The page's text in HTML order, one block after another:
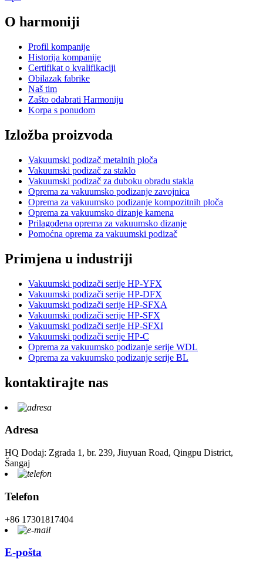
O harmoniji
Profil kompanije
Historija kompanije
Certifikat o kvalifikaciji
Obilazak fabrike
Naš tim
Zašto odabrati Harmoniju
Korpa s ponudom
Izložba proizvoda
Vakuumski podizač metalnih ploča
Vakuumski podizač za staklo
Vakuumski podizač za duboku obradu stakla
Oprema za vakuumsko podizanje zavojnica
Oprema za vakuumsko podizanje kompozitnih ploča
Oprema za vakuumsko dizanje kamena
Prilagođena oprema za vakuumsko dizanje
Pomoćna oprema za vakuumski podizač
Primjena u industriji
Vakuumski podizači serije HP-YFX
Vakuumski podizači serije HP-DFX
Vakuumski podizači serije HP-SFXA
Vakuumski podizači serije HP-SFX
Vakuumski podizači serije HP-SFXI
Vakuumski podizači serije HP-C
Oprema za vakuumsko podizanje serije WDL
Oprema za vakuumsko podizanje serije BL
kontaktirajte nas
Adresa
HQ Dodaj: Zgrada 1, br. 239, Jiuyuan Road, Qingpu District,
Šangaj
Telefon
+86 17301817404
E-pošta